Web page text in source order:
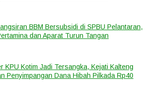
BBM Bersubsidi di SPBU Pelantaran,
dan Aparat Turun Tangan
KPU Kotim Jadi Tersangka, Kejati Kalteng
Penyimpangan Dana Hibah Pilkada Rp40